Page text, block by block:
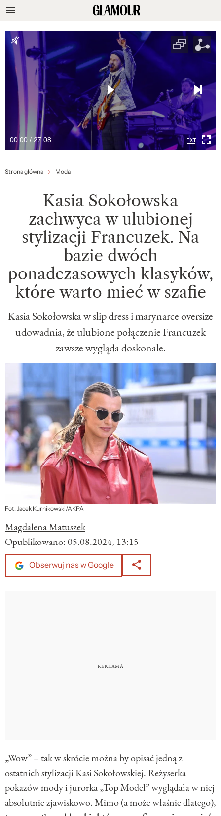
00:00 / 27:08
Strona główna Moda
Kasia Sokołowska
zachwyca w ulubionej
stylizacji Francuzek. Na
bazie dwóch
ponadczasowych klasyków,
które warto mieć w szafie
Kasia Sokołowska w slip dress i marynarce oversize
udowadnia, że ulubione połączenie Francuzek
zawsze wygląda doskonale.
Fot. Jacek Kurnikowski/AKPA
Magdalena Matuszek
Opublikowano: 05.08.2024, 13:15
Obserwuj nas w Google
„Wow” – tak w skrócie można by opisać jedną z
ostatnich stylizacji Kasi Sokołowskiej. Reżyserka
pokazów mody i jurorka „Top Model” wyglądała w niej
absolutnie zjawiskowo. Mimo (a może właśnie dlatego),